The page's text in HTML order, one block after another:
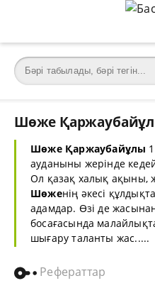
Шөже
Шөже Қаржаубайұлы
ауданыны жерінде
Ол қазақ халық
Шөженің әкесі
адамдар. Өзі де
босағасында
шығару таланты жас.....
Рефераттар